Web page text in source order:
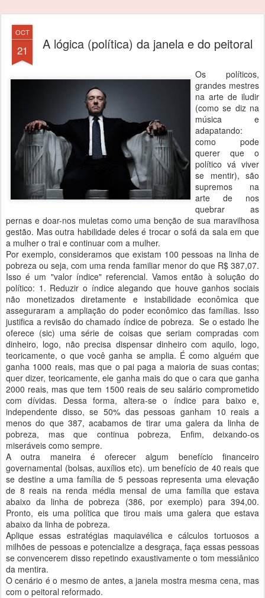
OCT
21 A lógica (política) da janela e do peitoral
Os políticos,
grandes mestres
na arte de iludir
(como se diz na
música e
adapatando:
como pode
querer que o
político vá viver
se mentir), são
supremos na
arte de nos
quebrar as
pernas e doar-nos muletas como uma benção de sua maravilhosa
gestão. Mas outra habilidade deles é trocar o sofá da sala em que
a mulher o trai e continuar com a mulher.
Por exemplo, consideramos que existam 100 pessoas na linha de
pobreza ou seja, com uma renda familiar menor do que R$ 387,07.
Isso é um "valor índice" referencial. Vamos então à solução do
político: 1. Reduzir o índice alegando que houve ganhos sociais
não monetizados diretamente e instabilidade econômica que
asseguraram a ampliação do poder econômico das famílias. Isso
justifica a revisão do chamado índice de pobreza. Se o estado lhe
oferece (sic) uma série de coisas que seriam compradas com
dinheiro, logo, não precisa dispensar dinheiro com aquilo, logo,
teoricamente, o que você ganha se amplia. É como alguém que
ganha 1000 reais, mas que o pai paga a maioria de suas contas;
quer dizer, teoricamente, ele ganha mais do que o cara que ganha
2000 reais, mas que tem 1500 reais de seu salário comprometido
com dívidas. Dessa forma, altera-se o índice para baixo e,
independente disso, se 50% das pessoas ganham 10 reais a
menos do que 387, acabamos de tirar uma galera da linha de
pobreza, mas que continua pobreza, Enfim, deixando-os
miseráveis como sempre.
A outra maneira é oferecer algum benefício financeiro
governamental (bolsas, auxílios etc). um benefício de 40 reais que
se destine a uma família de 5 pessoas representa uma elevação
de 8 reais na renda média mensal de uma família que estava
abaixo da linha de pobreza (386, por exemplo) para 394,00.
Pronto, eis uma política que tirou mais uma galera que estava
abaixo da linha de pobreza.
Aplique essas estratégias maquiavélica e cálculos tortuosos a
milhões de pessoas e potencialize a desgraça, faça essas pessoas
se convencerem disso repetindo exaustivamente o tom messiânico
da mentira.
O cenário é o mesmo de antes, a janela mostra mesma cena, mas
com o peitoral reformado.